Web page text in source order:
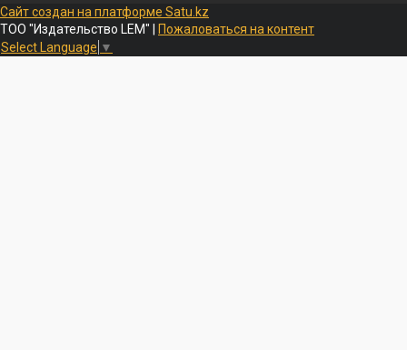
Сайт создан на платформе Satu.kz
ТОО "Издательство LEM" |
Пожаловаться на контент
Select Language ▼